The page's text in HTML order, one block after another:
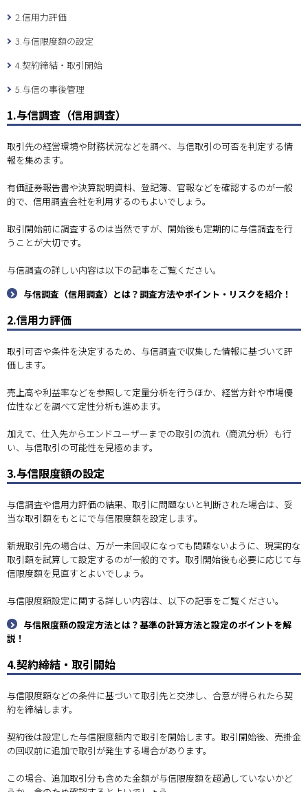
2.信用力評価
3.与信限度額の設定
4.契約締結・取引開始
5.与信の事後管理
1.与信調査（信用調査）
取引先の経営環境や財務状況などを調べ、与信取引の可否を判定する情
報を集めます。
有価証券報告書や決算説明資料、登記簿、官報などを確認するのが一般
的で、信用調査会社を利用するのもよいでしょう。
取引開始前に調査するのは当然ですが、開始後も定期的に与信調査を行
うことが大切です。
与信調査の詳しい内容は以下の記事をご覧ください。
与信調査（信用調査）とは？調査方法やポイント・リスクを紹介！
2.信用力評価
取引可否や条件を決定するため、与信調査で収集した情報に基づいて評
価します。
売上高や利益率などを参照して定量分析を行うほか、経営方針や市場優
位性などを調べて定性分析も進めます。
加えて、仕入先からエンドユーザーまでの取引の流れ（商流分析）も行
い、与信取引の可能性を見極めます。
3.与信限度額の設定
与信調査や信用力評価の結果、取引に問題ないと判断された場合は、妥
当な取引額をもとにで与信限度額を設定します。
新規取引先の場合は、万が一未回収になっても問題ないように、現実的な
取引額を試算して設定するのが一般的です。取引開始後も必要に応じて与
信限度額を見直すとよいでしょう。
与信限度額設定に関する詳しい内容は、以下の記事をご覧ください。
与信限度額の設定方法とは？基準の計算方法と設定のポイントを解
説！
4.契約締結・取引開始
与信限度額などの条件に基づいて取引先と交渉し、合意が得られたら契
約を締結します。
契約後は設定した与信限度額内で取引を開始します。取引開始後、売掛金
の回収前に追加で取引が発生する場合があります。
この場合、追加取引分も含めた金額が与信限度額を超過していないかど